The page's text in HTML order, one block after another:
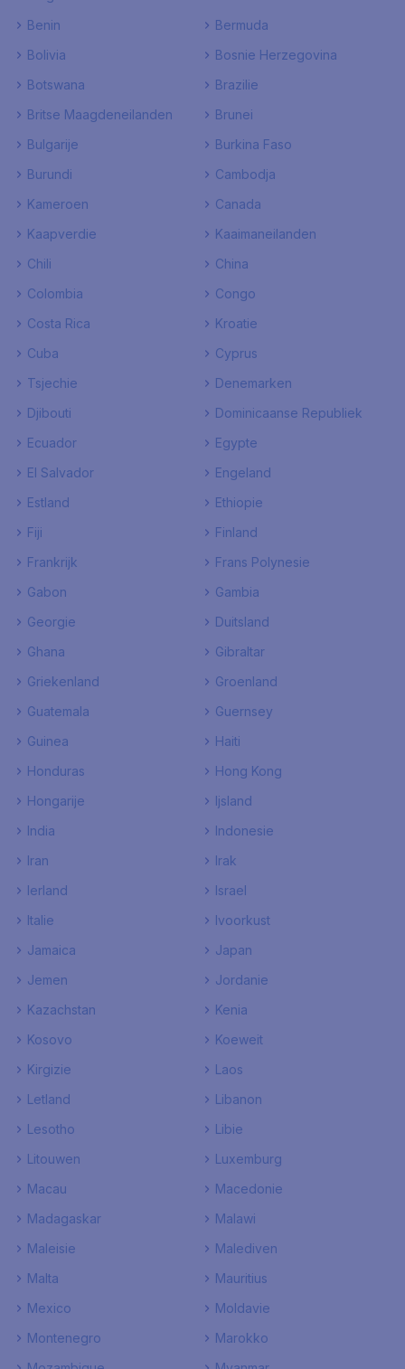
Benin
Bermuda
Bolivia
Bosnie Herzegovina
Botswana
Brazilie
Britse Maagdeneilanden
Brunei
Bulgarije
Burkina Faso
Burundi
Cambodja
Kameroen
Canada
Kaapverdie
Kaaimaneilanden
Chili
China
Colombia
Congo
Costa Rica
Kroatie
Cuba
Cyprus
Tsjechie
Denemarken
Djibouti
Dominicaanse Republiek
Ecuador
Egypte
El Salvador
Engeland
Estland
Ethiopie
Fiji
Finland
Frankrijk
Frans Polynesie
Gabon
Gambia
Georgie
Duitsland
Ghana
Gibraltar
Griekenland
Groenland
Guatemala
Guernsey
Guinea
Haiti
Honduras
Hong Kong
Hongarije
Ijsland
India
Indonesie
Iran
Irak
Ierland
Israel
Italie
Ivoorkust
Jamaica
Japan
Jemen
Jordanie
Kazachstan
Kenia
Kosovo
Koeweit
Kirgizie
Laos
Letland
Libanon
Lesotho
Libie
Litouwen
Luxemburg
Macau
Macedonie
Madagaskar
Malawi
Maleisie
Malediven
Malta
Mauritius
Mexico
Moldavie
Montenegro
Marokko